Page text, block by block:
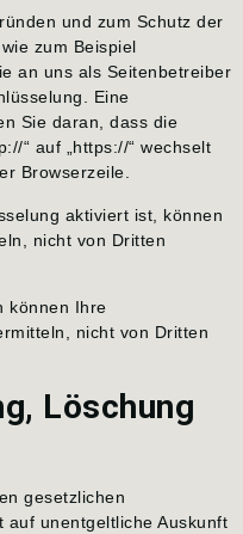
und zum Schutz der
zum Beispiel
an uns als Seitenbetreiber
Eine
Sie daran, dass die
“ auf „https://“ wechselt
Browserzeile.
aktiviert ist, können
nicht von Dritten
können Ihre
nicht von Dritten
Löschung
gesetzlichen
auf unentgeltliche Auskunft